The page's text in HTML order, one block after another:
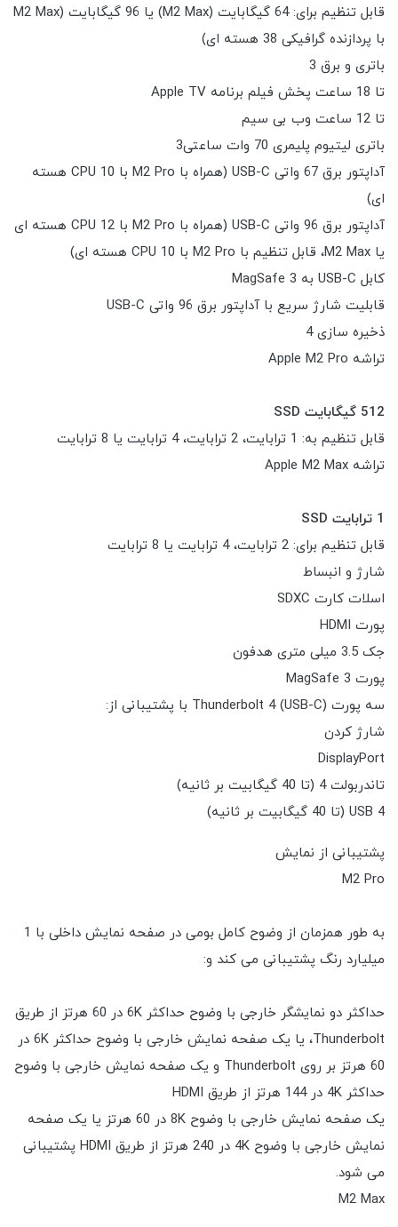
قابل تنظیم برای: 64 گیگابایت (M2 Max) یا 96 گیگابایت (M2 Max
با پردازنده گرافیکی 38 هسته ای)
باتری و برق 3
تا 18 ساعت پخش فیلم برنامه Apple TV
تا 12 ساعت وب بی سیم
باتری لیتیوم پلیمری 70 وات ساعتی3
آداپتور برق 67 واتی USB-C (همراه با M2 Pro با CPU 10 هسته
ای)
آداپتور برق 96 واتی USB-C (همراه با M2 Pro با CPU 12 هسته ای
یا M2 Max، قابل تنظیم با M2 Pro با CPU 10 هسته ای)
کابل USB-C به MagSafe 3
قابلیت شارژ سریع با آداپتور برق 96 واتی USB-C
ذخیره سازی 4
تراشه Apple M2 Pro
512 گیگابایت SSD
قابل تنظیم به: 1 ترابایت، 2 ترابایت، 4 ترابایت یا 8 ترابایت
تراشه Apple M2 Max
1 ترابایت SSD
قابل تنظیم برای: 2 ترابایت، 4 ترابایت یا 8 ترابایت
شارژ و انبساط
اسلات کارت SDXC
پورت HDMI
جک 3.5 میلی متری هدفون
پورت MagSafe 3
سه پورت Thunderbolt 4 (USB-C) با پشتیبانی از:
شارژ کردن
DisplayPort
تاندربولت 4 (تا 40 گیگابیت بر ثانیه)
USB 4 (تا 40 گیگابیت بر ثانیه)
پشتیبانی از نمایش
M2 Pro
به طور همزمان از وضوح کامل بومی در صفحه نمایش داخلی با 1
میلیارد رنگ پشتیبانی می کند و:
حداکثر دو نمایشگر خارجی با وضوح حداکثر 6K در 60 هرتز از طریق
Thunderbolt، یا یک صفحه نمایش خارجی با وضوح حداکثر 6K در
60 هرتز بر روی Thunderbolt و یک صفحه نمایش خارجی با وضوح
حداکثر 4K در 144 هرتز از طریق HDMI
یک صفحه نمایش خارجی با وضوح 8K در 60 هرتز یا یک صفحه
نمایش خارجی با وضوح 4K در 240 هرتز از طریق HDMI پشتیبانی
می شود.
M2 Max